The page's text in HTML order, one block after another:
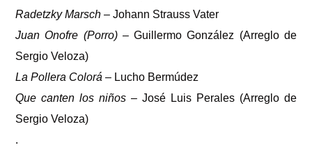
Radetzky Marsch – Johann Strauss Vater
Juan Onofre (Porro)– Guillermo González (Arreglo de
Sergio Veloza)
La Pollera Colorá – Lucho Bermúdez
Que canten los niños – José Luis Perales (Arreglo de
Sergio Veloza)
.